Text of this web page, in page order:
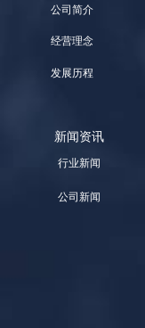
公司简介
经营理念
发展历程
新闻资讯
行业新闻
公司新闻